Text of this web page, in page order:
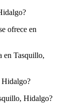
ofrece en
en Tasquillo,
Hidalgo?
Hidalgo?